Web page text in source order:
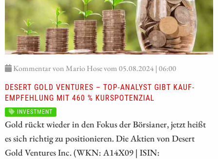
Kommentar von Mario Hose vom 05.08.2024 | 06:00
DESERT GOLD VENTURES – TOP-ANALYST GIBT KAUF-
EMPFEHLUNG MIT 460 % KURSPOTENZIAL
INVESTMENT
Gold rückt wieder in den Fokus der Börsianer, jetzt heißt
es sich richtig zu positionieren. Die Aktien von Desert
Gold Ventures Inc. (WKN: A14X09 | ISIN: